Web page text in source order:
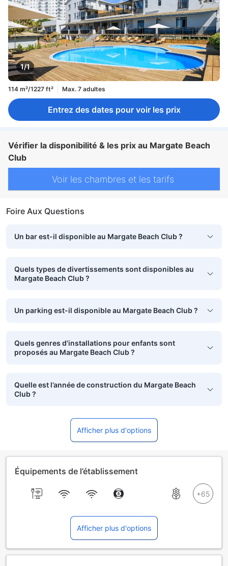
1/1
114 m²/1227 ft² Max. 7 adultes
Entrez des dates pour voir les prix
Vérifier la disponibilité & les prix au Margate Beach
Club
Voir les chambres et les tarifs
Foire Aux Questions
Un bar est-il disponible au Margate Beach Club ?
Quels types de divertissements sont disponibles au
Margate Beach Club ?
Un parking est-il disponible au Margate Beach Club ?
Quels genres d'installations pour enfants sont
proposés au Margate Beach Club ?
Quelle est l’année de construction du Margate Beach
Club ?
Afficher plus d'options
Équipements de l’établissement
Afficher plus d'options